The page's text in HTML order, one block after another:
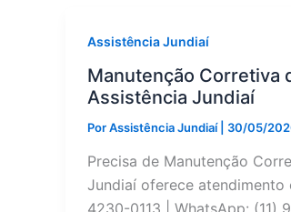
Jundiaí
Assistência Jundiaí
Manutenção Corretiva
Assistência Jundiaí
PorAssistência Jundiaí 30/05/
Precisa de Manutenção
Jundiaí oferece atendimento